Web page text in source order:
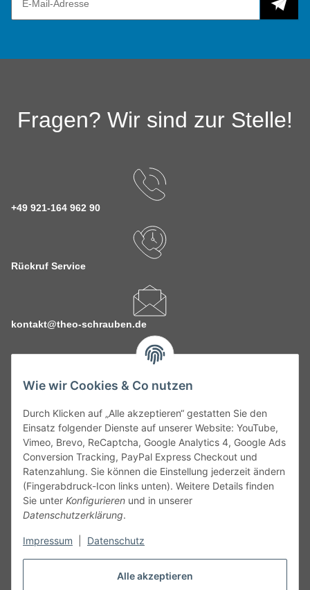
Alle akzeptieren
Wie wir Cookies & Co nutzen
Durch Klicken auf „Alle akzeptieren“ gestatten Sie den
Einsatz folgender Dienste auf unserer Website: YouTube,
Vimeo, Brevo, ReCaptcha, Google Analytics 4, Google Ads
Conversion Tracking, PayPal Express Checkout und
Ratenzahlung. Sie können die Einstellung jederzeit ändern
(Fingerabdruck-Icon links unten). Weitere Details finden
Sie unter Konfigurieren und in unserer
Datenschutzerklärung.
Impressum Datenschutz
Fragen? Wir sind zur Stelle!
+49 921-164 962 90
Rückruf Service
kontakt@theo-schrauben.de
Service
Gesetzliche Informationen
Alle technischen Angaben ohne Gewähr. Irrtümer und fehlerhafte
Angaben vorbehalten. Wenn Sie Datenblätter oder spezielle
unseren Kundenservice. Abbildungen der Artikel können